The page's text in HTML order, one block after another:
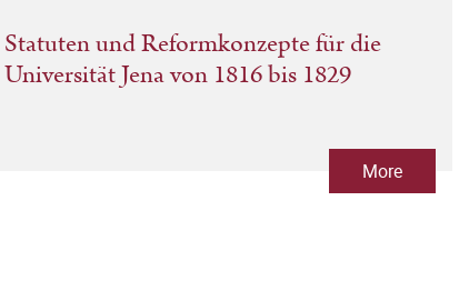
Statuten und Reformkonzepte für die
Universität Jena von 1816 bis 1829
More